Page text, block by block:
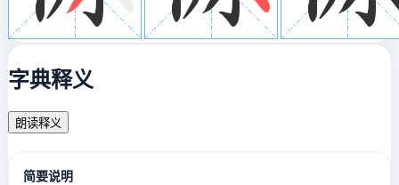
字典释义
朗读释义
简要说明